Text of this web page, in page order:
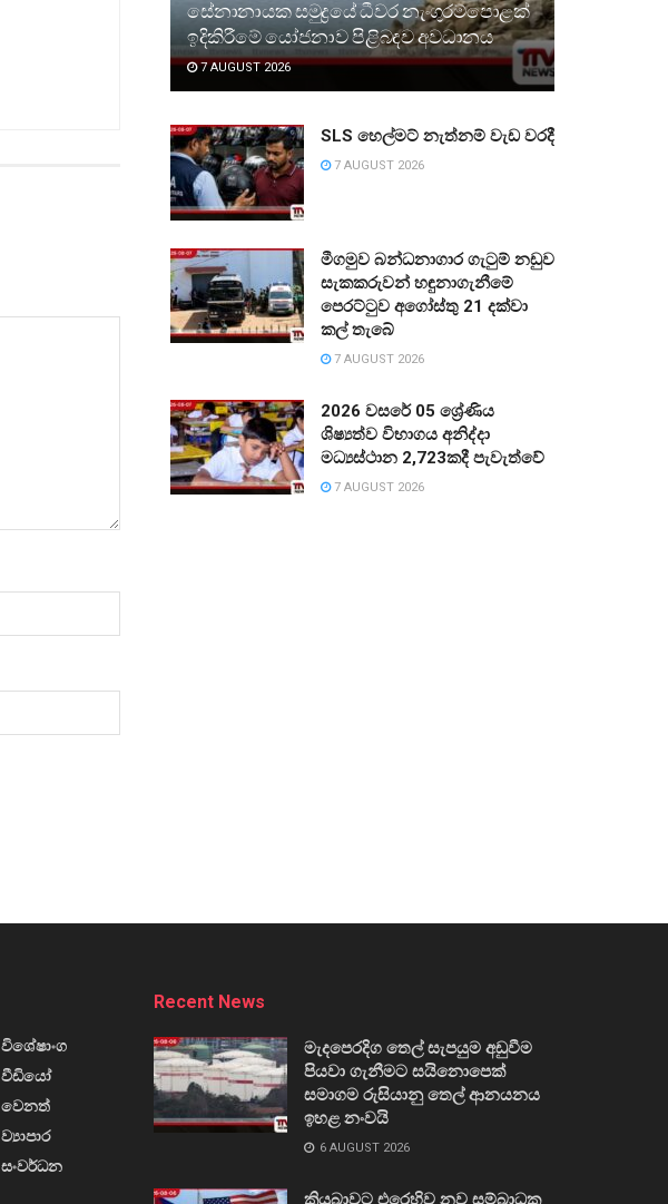
සේනානායක සමුද්‍රයේ ධීවර නැංගුරම්පොළක්
ඉදිකිරීමේ යෝජනාව පිළිබඳව අවධානය
7 AUGUST 2026
SLS හෙල්මට් නැත්නම් වැඩ වරදී
7 AUGUST 2026
මීගමුව බන්ධනාගාර ගැටුම් නඩුව
සැකකරුවන් හඳුනාගැනීමේ
පෙරට්ටුව අගෝස්තු 21 දක්වා
කල් තැබේ
7 AUGUST 2026
2026 වසරේ 05 ශ්‍රේණිය
ශිෂ්‍යත්ව විභාගය අනිද්දා
මධ්‍යස්ථාන 2,723කදී පැවැත්වේ
7 AUGUST 2026
විශේෂාංග
වීඩියෝ
වෙනත්
ව්‍යාපාර
සංවර්ධන
Recent News
මැදපෙරදිග තෙල් සැපයුම අඩුවීම
පියවා ගැනීමට සයිනොපෙක්
සමාගම රුසියානු තෙල් ආනයනය
ඉහළ නංවයි
6 AUGUST 2026
කියුබාවට එරෙහිව නව සම්බාධක